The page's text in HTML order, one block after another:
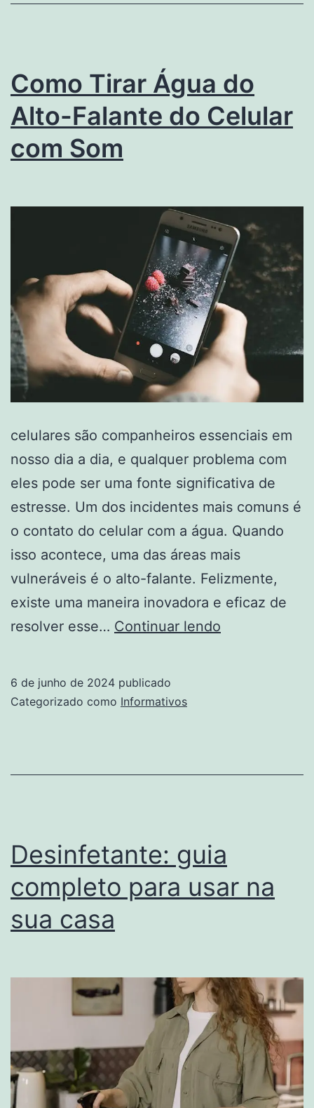
Como Tirar Água do
Alto-Falante do Celular
com Som
celulares são companheiros essenciais em
nosso dia a dia, e qualquer problema com
eles pode ser uma fonte significativa de
estresse. Um dos incidentes mais comuns é
o contato do celular com a água. Quando
isso acontece, uma das áreas mais
vulneráveis é o alto-falante. Felizmente,
existe uma maneira inovadora e eficaz de
resolver esse… Continuar lendo
6 de junho de 2024 publicado
Categorizado como Informativos
Desinfetante: guia
completo para usar na
sua casa